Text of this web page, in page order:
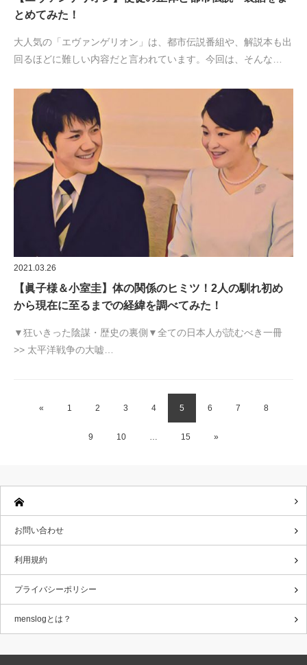
とめてみた！
大人気の「エヴァンゲリオン」は、都市伝説番組や、解説本も出
回るほどに難しい内容だと言われています。今回は、そんな…
2021.03.26
【眞子様＆小室圭】体の関係のヒミツ！2人の馴れ初め
から現在に至るまでの経緯を調べてみた！
▼狂いきった陰謀・歴史の裏側▼全ての日本人が読むべき一冊
>> 太平洋戦争の大嘘…
« 1 2 3 4 5 6 7 8
9 10 … 15 »
お問い合わせ
利用規約
プライバシーポリシー
menslogとは？